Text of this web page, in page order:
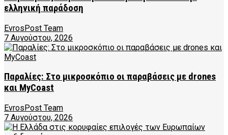
ελληνική παράδοση
EvrosPost Team
7 Αυγούστου, 2026
Παραλίες: Στο μικροσκόπιο οι παραβάσεις με drones
και MyCoast
EvrosPost Team
7 Αυγούστου, 2026